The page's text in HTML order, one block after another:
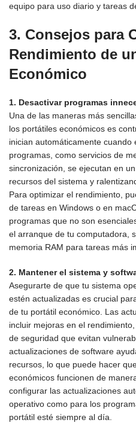
equipo para uso diario y tareas
3. Consejos para
Rendimiento de
Económico
1. Desactivar programas
Una de las maneras más
los portátiles económicos es
inician automáticamente
programas, como servicios de
sincronización, se ejecutan en
recursos del sistema y
Para optimizar el rendimiento,
de tareas en Windows o en
programas que no son
el arranque de tu computadora,
memoria RAM para tareas más
2. Mantener el sistema y
Asegurarte de que tu sistema
estén actualizadas es crucial
de tu portátil económico. Las
incluir mejoras en el
de seguridad que evitan
actualizaciones de software
recursos, lo que puede hacer
económicos funcionen de
configurar las actualizaciones
operativo como para los
portátil esté siempre al día.